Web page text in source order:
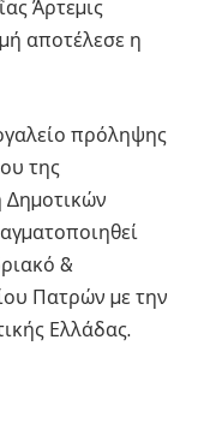
Άρτεµις
αποτέλεσε η
πρόληψης
της
∆ηµοτικών
&
Πατρών µε την
Ελλάδας.